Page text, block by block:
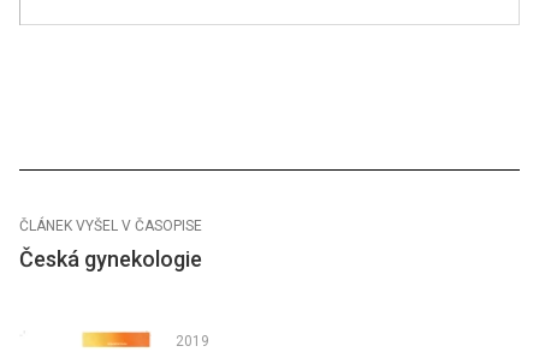
ČLÁNEK VYŠEL V ČASOPISE
Česká gynekologie
2019